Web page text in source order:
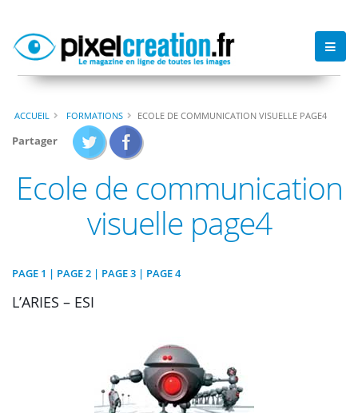
ACCUEIL FORMATIONS ECOLE DE COMMUNICATION VISUELLE PAGE4
Partager
Ecole de communication
visuelle page4
PAGE 1 | PAGE 2 | PAGE 3 | PAGE 4
L’ARIES – ESI